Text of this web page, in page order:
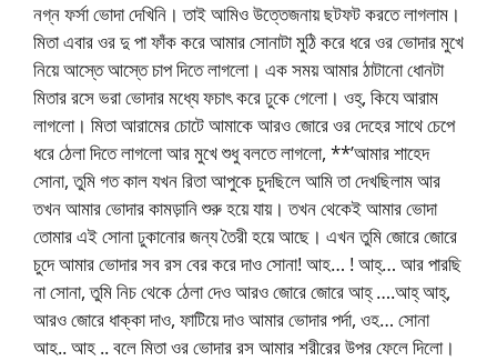
নগ্ন ফর্সা ভোদা দেখিনি। তাই আমিও উত্তেজনায় ছটফট করতে লাগলাম।
মিতা এবার ওর দু পা ফাঁক করে আমার সোনাটা মুঠি করে ধরে ওর ভোদার মুখে
নিয়ে আস্তে আস্তে চাপ দিতে লাগলো। এক সময় আমার ঠাটানো ধোনটা
মিতার রসে ভরা ভোদার মধ্যে ফচাৎ করে ঢুকে গেলো। ওহ্, কিযে আরাম
লাগলো। মিতা আরামের চোটে আমাকে আরও জোরে ওর দেহের সাথে চেপে
ধরে ঠেলা দিতে লাগলো আর মুখে শুধু বলতে লাগলো, **’আমার শাহেদ
সোনা, তুমি গত কাল যখন রিতা আপুকে চুদছিলে আমি তা দেখছিলাম আর
তখন আমার ভোদার কামড়ানি শুরু হয়ে যায়। তখন থেকেই আমার ভোদা
তোমার এই সোনা ঢুকানোর জন্য তৈরী হয়ে আছে। এখন তুমি জোরে জোরে
চুদে আমার ভোদার সব রস বের করে দাও সোনা! আহ… ! আহ্… আর পারছি
না সোনা, তুমি নিচ থেকে ঠেলা দেও আরও জোরে জোরে আহ্ ….আহ্ আহ্,
আরও জোরে ধাক্কা দাও, ফাটিয়ে দাও আমার ভোদার পর্দা, ওহ… সোনা
আহ.. আহ .. বলে মিতা ওর ভোদার রস আমার শরীরের উপর ফেলে দিলো।